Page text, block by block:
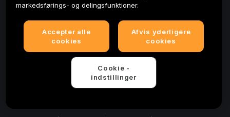
markedsførings- og delingsfunktioner.
Accepter alle
cookies
Afvis yderligere
cookies
Cookie -
indstillinger